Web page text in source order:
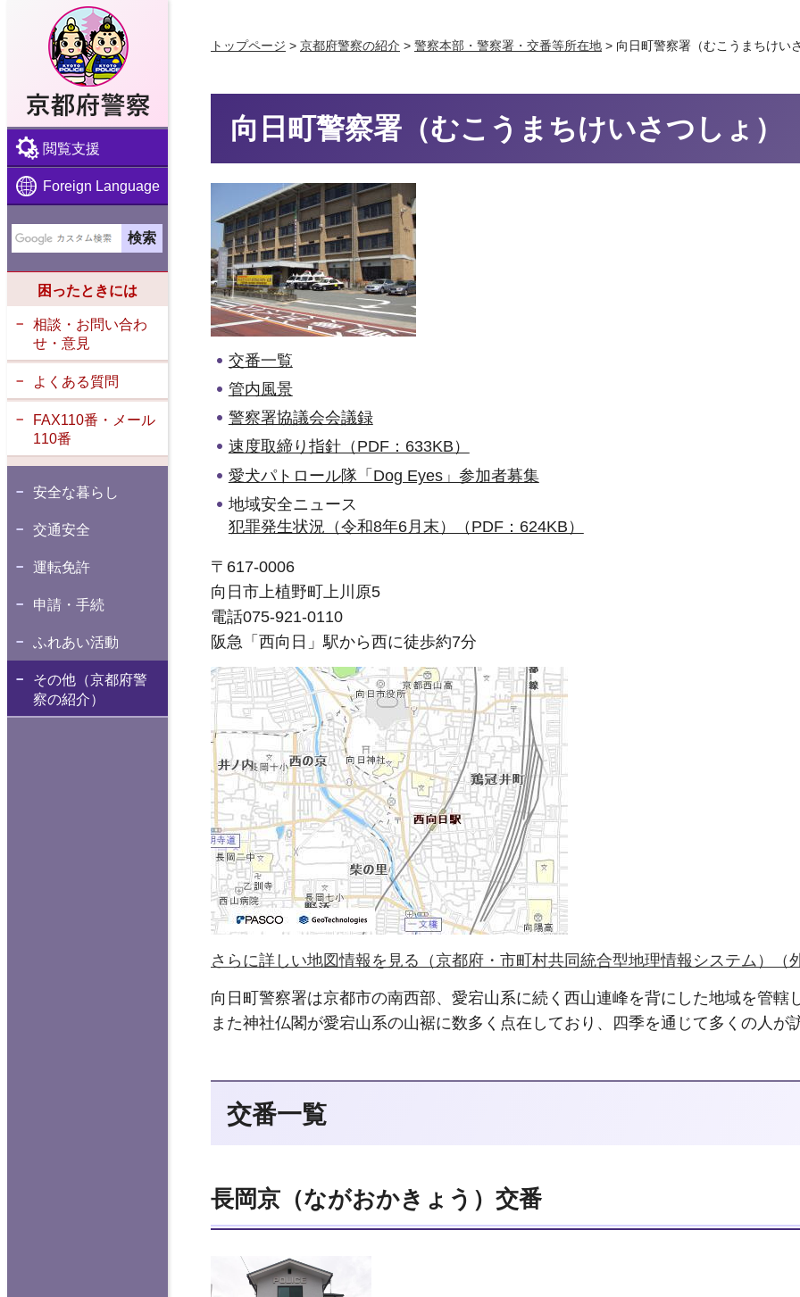
京都府警察
閲覧支援
Foreign Language
困ったときには
相談・お問い合わ
せ・意見
よくある質問
FAX110番・メール
110番
安全な暮らし
交通安全
運転免許
申請・手続
ふれあい活動
その他（京都府警
察の紹介）
トップページ > 京都府警察の紹介 > 警察本部・警察署・交番等所在地 > 向日町警察署（むこうまちけい
向日町警察署（むこうまちけいさつしょ）
交番一覧
管内風景
警察署協議会会議録
速度取締り指針（PDF：633KB）
愛犬パトロール隊「Dog Eyes」参加者募集
地域安全ニュース
犯罪発生状況（令和8年6月末）（PDF：624KB）
〒617-0006
向日市上植野町上川原5
電話075-921-0110
阪急「西向日」駅から西に徒歩約7分
さらに詳しい地図情報を見る（京都府・市町村共同統合型地理情報システム）（
向日町警察署は京都市の南西部、愛宕山系に続く西山連峰を背にした地域を管轄
また神社仏閣が愛宕山系の山裾に数多く点在しており、四季を通じて多くの人が
交番一覧
長岡京（ながおかきょう）交番